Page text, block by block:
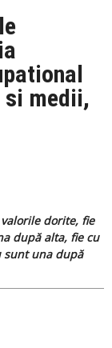
si medii,
dorite, fie
după alta, fie cu
sunt una după